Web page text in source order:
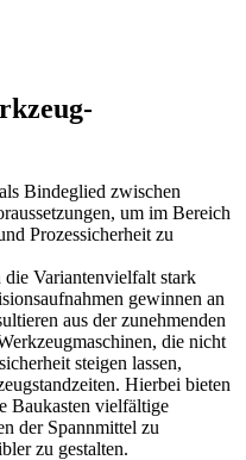
Bindeglied zwischen
um im Bereich
Prozessicherheit zu
die Variantenvielfalt stark
gewinnen an
aus der zunehmenden
die nicht
steigen lassen,
Hierbei bieten
Baukasten vielfältige
der Spannmittel zu
zu gestalten.